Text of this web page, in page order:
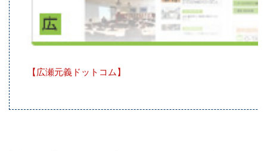
【広瀬元義ドットコム】